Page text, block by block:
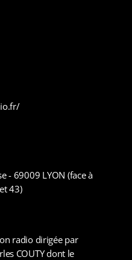
- 69009 LYON (face à
43)
radio dirigée par
COUTY dont le